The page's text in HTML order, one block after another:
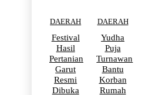
DAERAH
Festival
Hasil
Pertanian
Garut
Resmi
Dibuka
DAERAH
Yudha
Puja
Turnawan
Bantu
Korban
Rumah